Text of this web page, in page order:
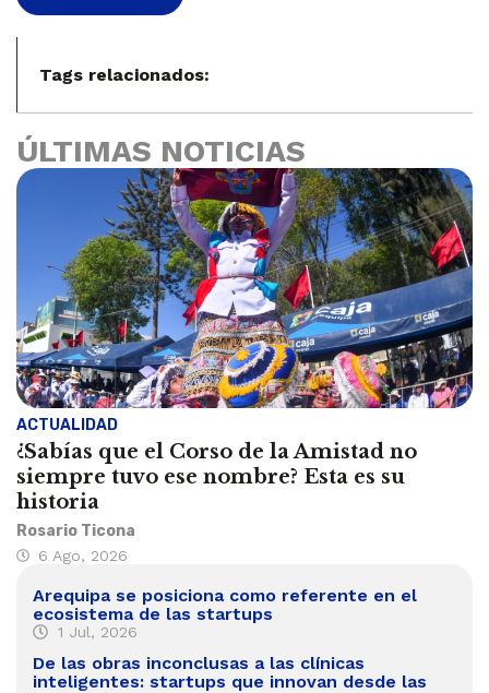
Tags relacionados:
ÚLTIMAS NOTICIAS
ACTUALIDAD
¿Sabías que el Corso de la Amistad no
siempre tuvo ese nombre? Esta es su
historia
Rosario Ticona
6 Ago, 2026
Arequipa se posiciona como referente en el
ecosistema de las startups
1 Jul, 2026
De las obras inconclusas a las clínicas
inteligentes: startups que innovan desde las